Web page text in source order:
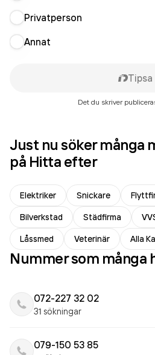
Privatperson
Annat
Tipsa
Det du skriver
Just nu söker många
på Hitta efter
Elektriker Snickare
Bilverkstad
Städfirma
Låssmed
Veterinär Alla
Nummer som många
072-227 32 02
31 sökningar
079-150 53 85